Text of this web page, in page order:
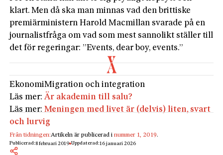
klart. Men då ska man minnas vad den brittiske
premiärministern Harold Macmillan svarade på en
journalistfråga om vad som mest sannolikt ställer till
det för regeringar: ”Events, dear boy, events.”
EkonomiMigration och integration
Läs mer:Är akademin till salu?
Läs mer:Meningen med livet är (delvis) liten, svart
och lurvig
Från tidningen:Artikeln är publicerad inummer 1, 2019.
Publicerad:8 februari 2019 Uppdaterad:16 januari 2026